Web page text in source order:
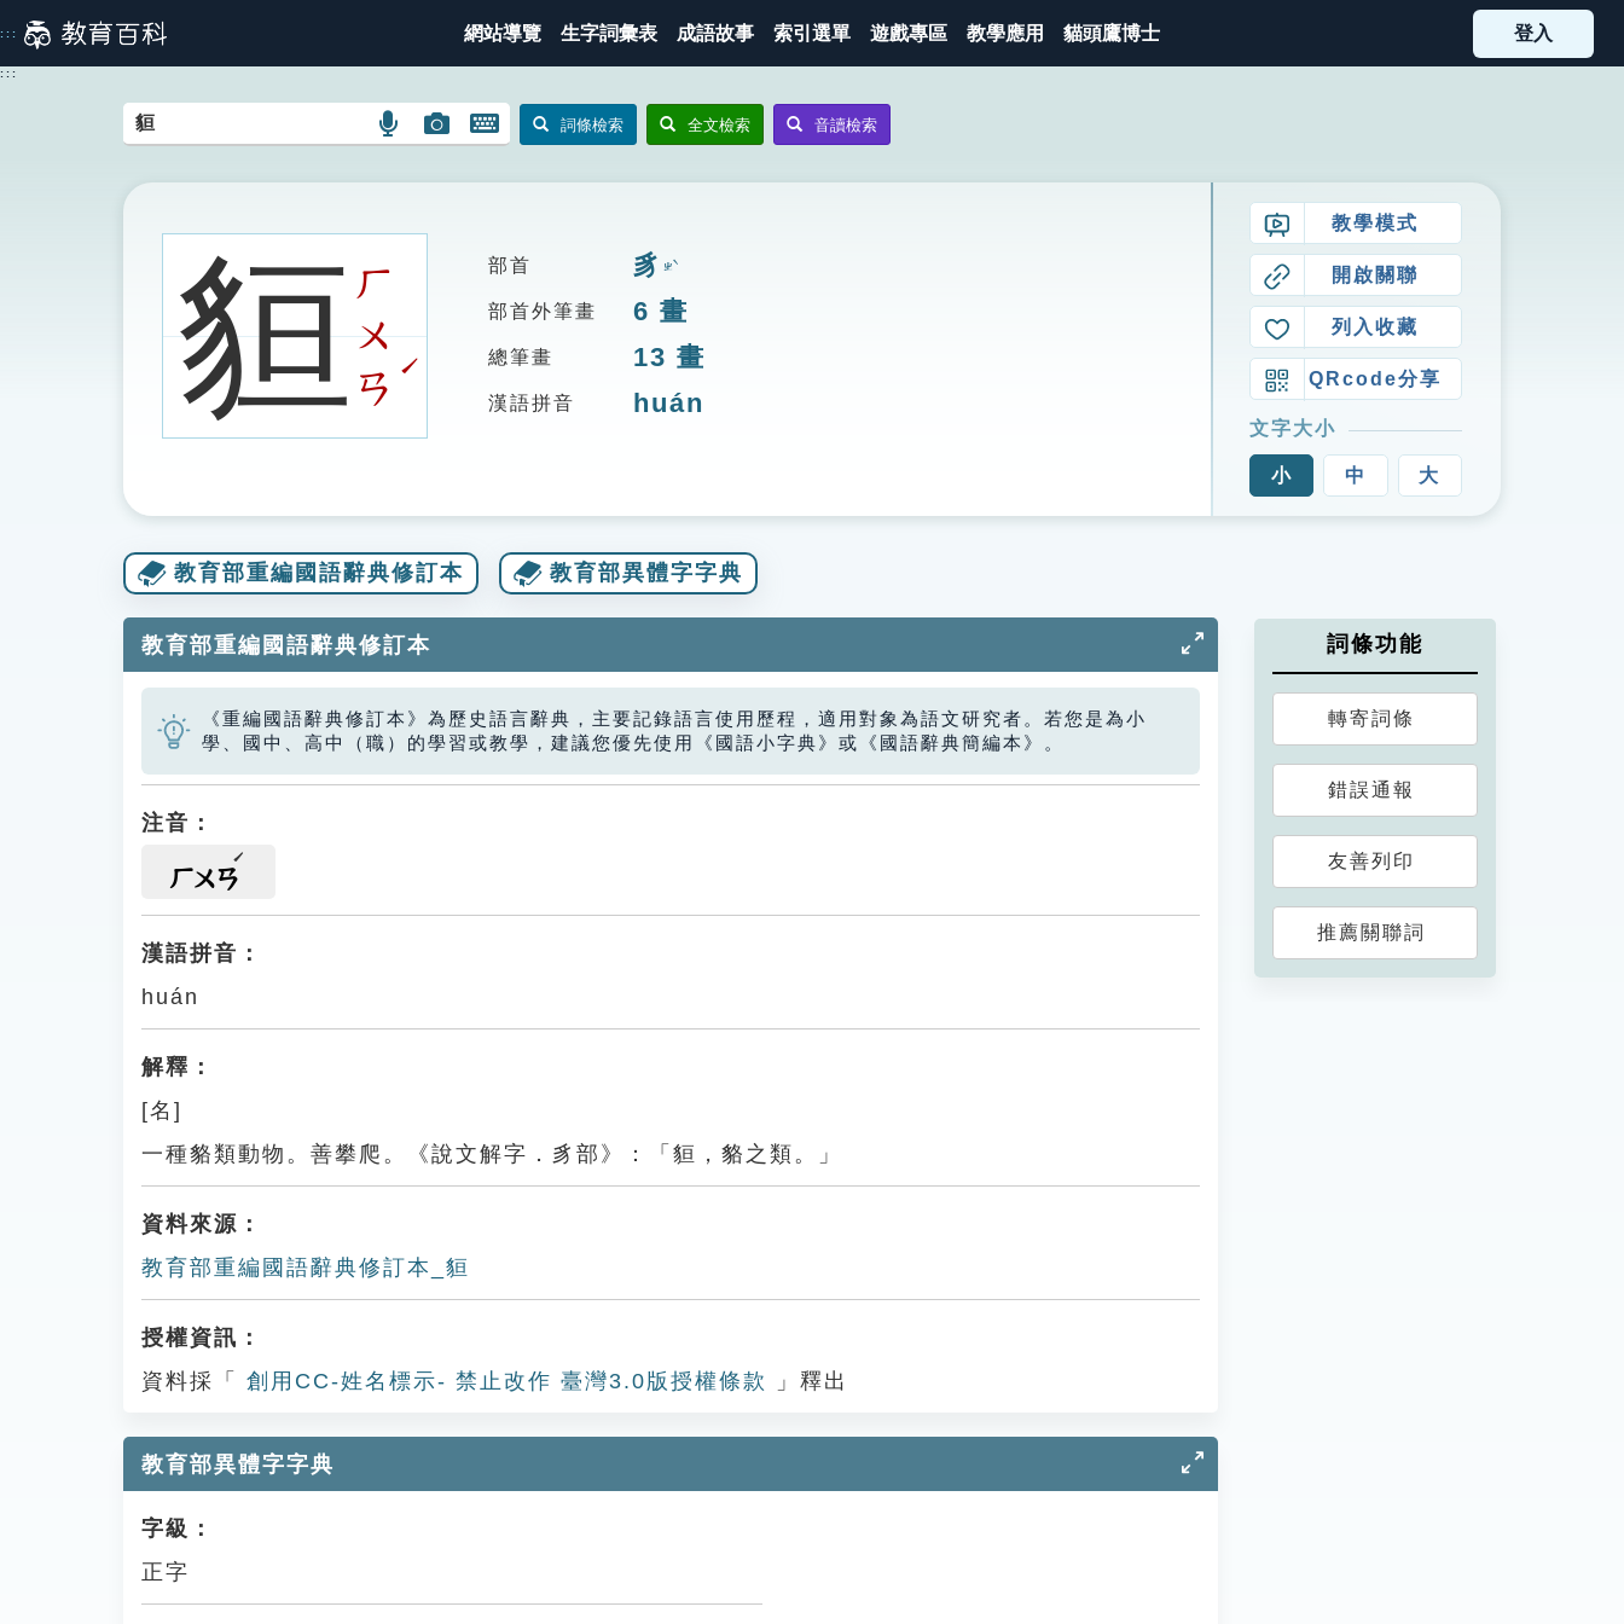
到
主
::: 網站導覽 生字詞彙表 成語故事 索引選單 遊戲專區 教學應用 貓頭鷹博士 登入
:::
語
搜
圖
示
圖
搜
開
鍵
示
詞條檢索 全文檢索 音讀檢索
貆ㄏ
ㄨ
ㄢ
ˊ
部首 豸 ㄓˋ
部首外筆畫 6 畫
總筆畫 13 畫
漢語拼音 huán
教學模式
開啟關聯
列入收藏
QRcode分享
文字大小
小 中 大
教育部重編國語辭典修訂本 教育部異體字字典
教育部重編國語辭典修訂本
《重編國語辭典修訂本》為歷史語言辭典，主要記錄語言使用歷程，適用對象為語文研究者。若您是為小
學、國中、高中（職）的學習或教學，建議您優先使用《國語小字典》或《國語辭典簡編本》。
注音：
ㄏㄨㄢ
漢語拼音：
huán
解釋：
[名]
一種貉類動物。善攀爬。《說文解字．豸部》：「貆，貉之類。」
資料來源：
教育部重編國語辭典修訂本_貆
授權資訊：
資料採「
創用CC-姓名標示- 禁止改作 臺灣3.0版授權條款 」釋出
教育部異體字字典
字級：
正字
詞條功能
轉寄詞條
錯誤通報
友善列印
推薦關聯詞